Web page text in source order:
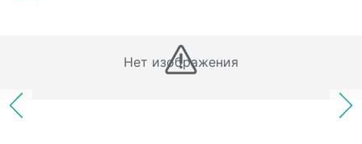
Нет изображения